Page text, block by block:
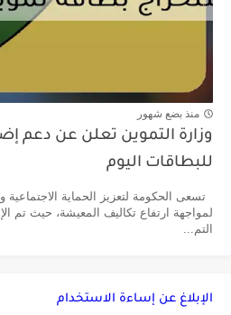
منذ بضع شهور
للبطاقات اليوم
تسعى الحكومة لتعزيز الحماية الاجتماعية
لمواجهة ارتفاع تكاليف المعيشة، حيث تم
التم...
الإبلاغ عن إساءة الاستخدام